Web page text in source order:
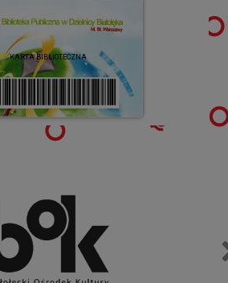
KARTA BIBLIOTECZNA